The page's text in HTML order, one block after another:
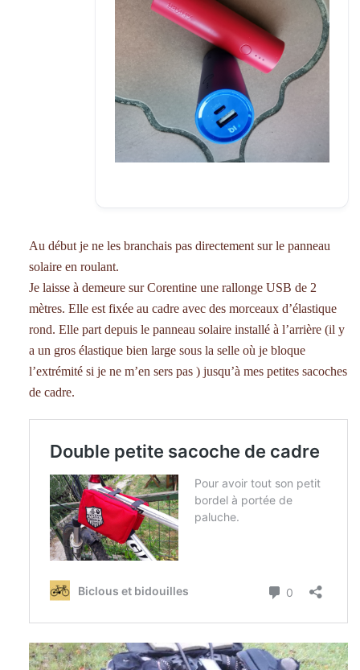
Au début je ne les branchais pas directement sur le panneau
solaire en roulant.
Je laisse à demeure sur Corentine une rallonge USB de 2
mètres. Elle est fixée au cadre avec des morceaux d’élastique
rond. Elle part depuis le panneau solaire installé à l’arrière (il y
a un gros élastique bien large sous la selle où je bloque
l’extrémité si je ne m’en sers pas ) jusqu’à mes petites sacoches
de cadre.